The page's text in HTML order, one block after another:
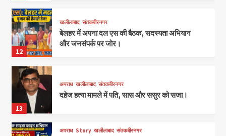
12
खलीलाबाद संतकबीरनगर
बेलहर में अपना दल एस की बैठक, सदस्यता अभियान
और जनसंपर्क पर जोर।
13
अपराध खलीलाबाद संतकबीरनगर
दहेज हत्या मामले में पति, सास और ससुर को सजा।
अपराध Story खलीलाबाद संतकबीरनगर